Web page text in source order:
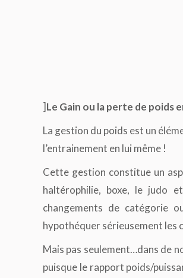
]Le Gain ou la perte de poids
La gestion du poids est un
l’entrainement en lui même !
Cette gestion constitue un
haltérophilie, boxe, le judo
changements de catégorie
hypothéquer sérieusement les
Mais pas seulement…dans de
puisque le rapport poids/